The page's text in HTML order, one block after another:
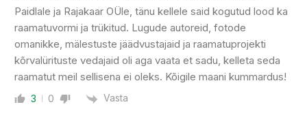
Paidlale ja Rajakaar OÜle, tänu kellele said kogutud lood ka
raamatuvormi ja trükitud. Lugude autoreid, fotode
omanikke, mälestuste jäädvustajaid ja raamatuprojekti
kõrvalürituste vedajaid oli aga vaata et sadu, kelleta seda
raamatut meil sellisena ei oleks. Kõigile maani kummardus!
3 0 Vasta